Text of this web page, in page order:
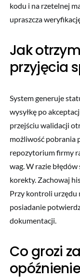
kodu i na rzetelnej
upraszcza
Jak
przyjęcia
System generuje
wysyłkę po
przejściu walidacji
możliwość pobrania
repozytorium firmy
wag. W razie
korekty. Zachowaj
Przy kontroli urzędu
posiadanie
dokumentacji.
Co grozi